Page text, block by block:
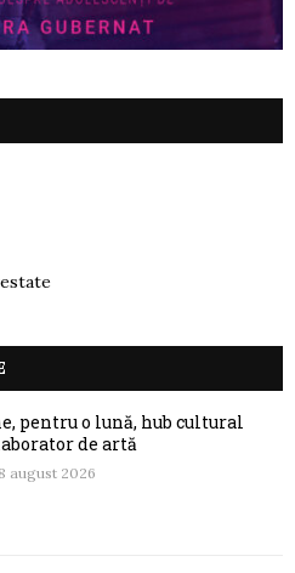
pentru o lună, hub cultural
de artă
8 august 2026